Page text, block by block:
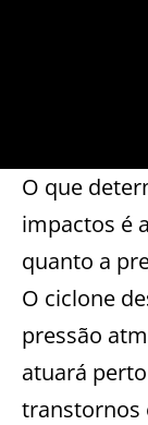
O que
impactos é
quanto a
O ciclone
pressão
atuará
transtornos